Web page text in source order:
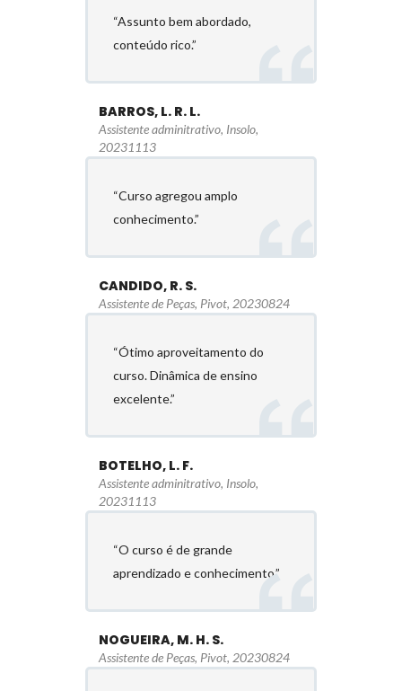
“Assunto bem abordado,
conteúdo rico.”
BARROS, L. R. L.
Assistente adminitrativo, Insolo,
20231113
“Curso agregou amplo
conhecimento.”
CANDIDO, R. S.
Assistente de Peças, Pivot, 20230824
“Ótimo aproveitamento do
curso. Dinâmica de ensino
excelente.”
BOTELHO, L. F.
Assistente adminitrativo, Insolo,
20231113
“O curso é de grande
aprendizado e conhecimento.”
NOGUEIRA, M. H. S.
Assistente de Peças, Pivot, 20230824